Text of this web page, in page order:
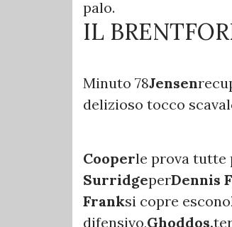
palo.
IL
Minuto 78Jensen
delizioso tocco
Cooperle prova tutte
SurridgeperDennis
Franksi copre escono
difensivo,Ghoddos,